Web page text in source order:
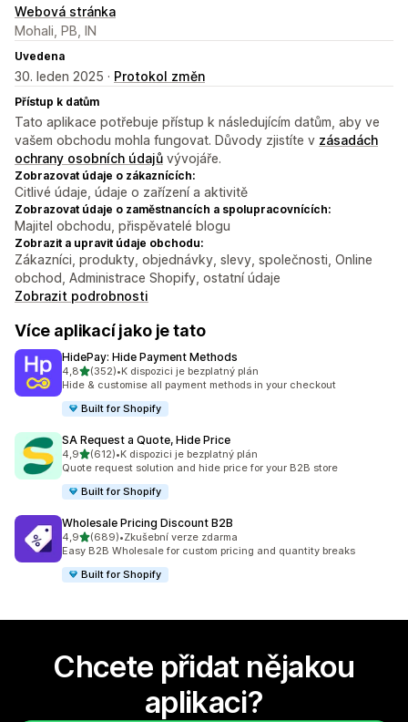
Webová stránka
Mohali, PB, IN
Uvedena
30. leden 2025 · Protokol změn
Přístup k datům
Tato aplikace potřebuje přístup k následujícím datům, aby ve
vašem obchodu mohla fungovat. Důvody zjistíte v zásadách
ochrany osobních údajů vývojáře.
Zobrazovat údaje o zákaznících:
Citlivé údaje, údaje o zařízení a aktivitě
Zobrazovat údaje o zaměstnancích a spolupracovnících:
Majitel obchodu, přispěvatelé blogu
Zobrazit a upravit údaje obchodu:
Zákazníci, produkty, objednávky, slevy, společnosti, Online
obchod, Administrace Shopify, ostatní údaje
Zobrazit podrobnosti
Více aplikací jako je tato
HidePay: Hide Payment Methods
4,8z 5 hvězd
(352)
Celkový počet recenzí: 352
•K dispozici je bezplatný plán
Hide & customise all payment methods in your checkout
Built for Shopify
SA Request a Quote, Hide Price
4,9z 5 hvězd
(612)
Celkový počet recenzí: 612
•K dispozici je bezplatný plán
Quote request solution and hide price for your B2B store
Built for Shopify
Wholesale Pricing Discount B2B
4,9z 5 hvězd
(689)
Celkový počet recenzí: 689
•Zkušební verze zdarma
Easy B2B Wholesale for custom pricing and quantity breaks
Built for Shopify
Chcete přidat nějakou
aplikaci?